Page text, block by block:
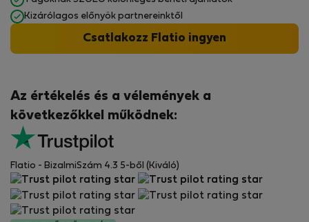
Az értékelés és a vélemények a
következőkkel működnek:
Flatio - BizalmiSzám 4.3 5-ből (Kiváló)
Kizárólagos előnyök partnereinktől
Csatlakozz Flatio ingyen